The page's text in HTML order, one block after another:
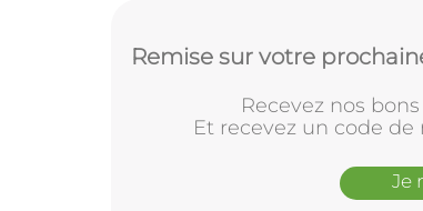
Remise sur votre
Recevez nos
Et recevez un code
Je